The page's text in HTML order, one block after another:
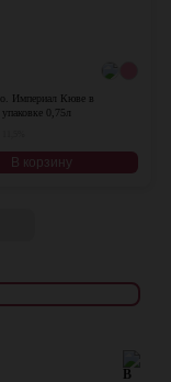
Империал Кюве в
0,75л
В корзину